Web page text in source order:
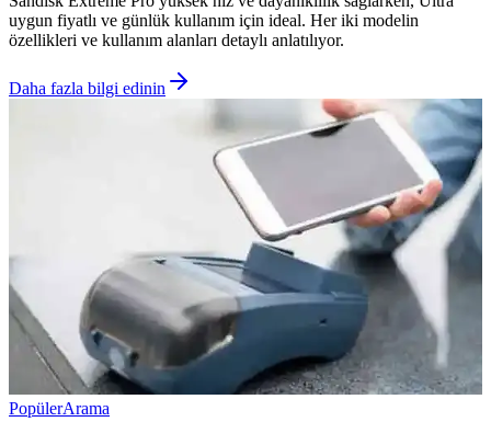
uygun fiyatlı ve günlük kullanım için ideal. Her iki modelin
özellikleri ve kullanım alanları detaylı anlatılıyor.
Daha fazla bilgi edinin
PopülerArama